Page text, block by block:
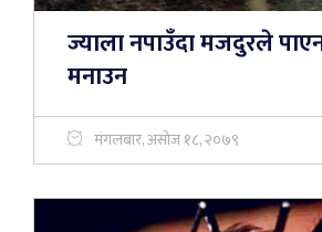
ज्याला नपाउँदा मजदुरले
मनाउन
मंगलबार, असोज १८, २०७९